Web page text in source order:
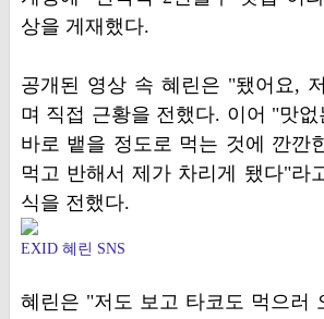
상을 게재했다.
공개된 영상 속 혜린은 "됐어요,
며 직접 근황을 전했다. 이어 "맛
바로 뱉을 정도로 먹는 것에 깐깐
먹고 반해서 제가 차리게 됐다"라
식을 전했다.
EXID 혜린 SNS
혜린은 "저도 보고 타코도 먹으러